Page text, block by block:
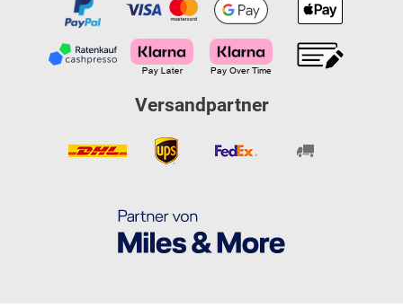
Versandpartner